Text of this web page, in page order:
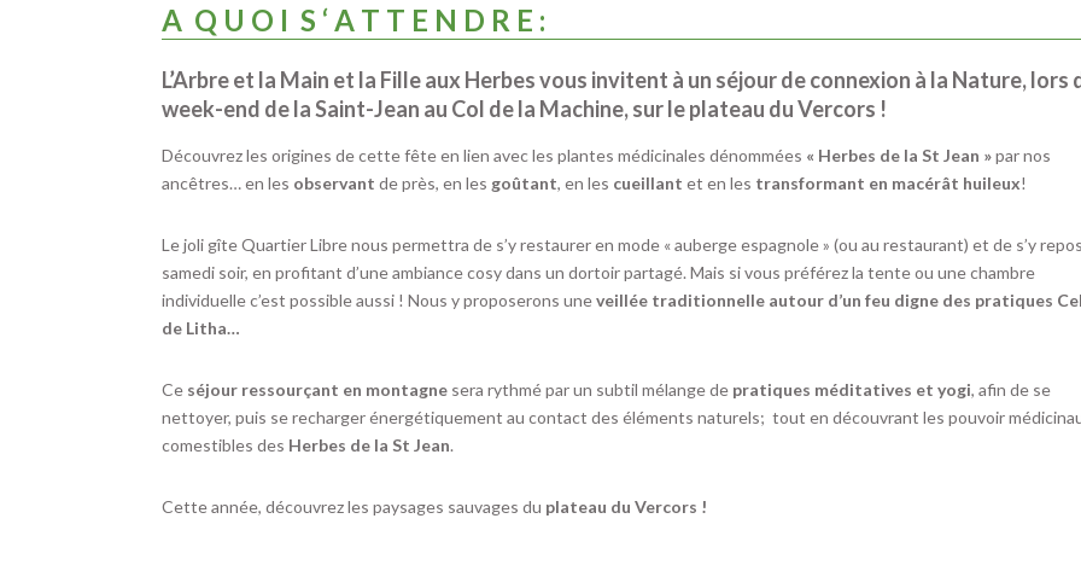
A Q U O I S ‘ A T T E N D R E :
L’Arbre et la Main et la Fille aux Herbes vous invitent à un séjour de connexion à la Nature, lors
week-end de la Saint-Jean au Col de la Machine, sur le plateau du Vercors !
Découvrez les origines de cette fête en lien avec les plantes médicinales dénommées « Herbes de la St Jean »par nos
ancêtres… en les observant de près, en les goûtant, en les cueillant et en les transformant en macérât huileux!
Le joli gîte Quartier Libre nous permettra de s’y restaurer en mode « auberge espagnole » (ou au restaurant) et de s’y
samedi soir, en profitant d’une ambiance cosy dans un dortoir partagé. Mais si vous préférez la tente ou une chambre
individuelle c’est possible aussi ! Nous y proposerons uneveillée traditionnelle autour d’un feu digne des pratiques
de Litha…
Ce séjour ressourçant en montagne sera rythmé par un subtil mélange de pratiques méditatives et yogi, afin de se
nettoyer, puis se recharger énergétiquement au contact des éléments naturels; tout en découvrant les pouvoir
comestibles des Herbes de la St Jean.
Cette année, découvrez les paysages sauvages du plateau du Vercors !